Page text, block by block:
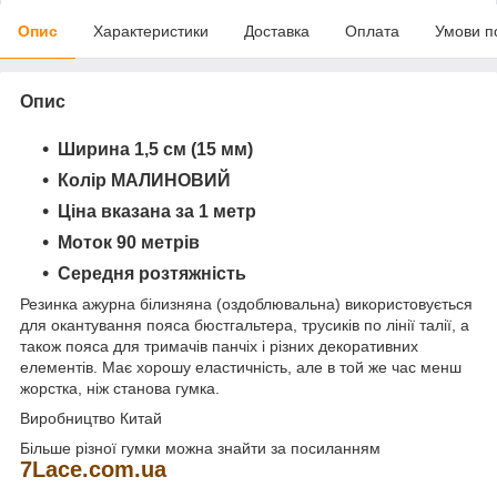
Опис Характеристики Доставка Оплата Умови
Опис
Ширина 1,5 см (15 мм)
Колір МАЛИНОВИЙ
Ціна вказана за 1 метр
Моток 90 метрів
Середня розтяжність
Резинка ажурна білизняна (оздоблювальна) використовується
для окантування пояса бюстгальтера, трусиків по лінії талії, а
також пояса для тримачів панчіх і різних декоративних
елементів. Має хорошу еластичність, але в той же час менш
жорстка, ніж станова гумка.
Виробництво Китай
Більше різної гумки можна знайти за посиланням
7Lace.com.ua